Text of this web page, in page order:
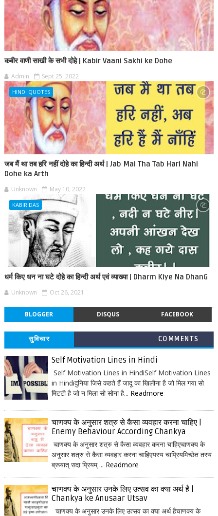
कबीर वाणी साखी के सभी दोहे | Kabir Vaani Sakhi ke Dohe
Admin Sept 25, 2022
HINDI QUOTES
जब मैं था तब हरि नहीं दोहे का हिन्दी अर्थ | Jab Mai Tha Tab Hari Nahi
Dohe ka Arth
Unknown May 10, 2022
KABIR DAS
धर्म किए धन ना घटे दोहे का हिन्दी अर्थ एवं व्याख्या | Dharm Kiye Na DhanG
Unknown Oct 26, 2021
BLOGGER DISQUS FACEBOOK
सुविचार COMMENTS
Self Motivation Lines in Hindi
Self Motivation Lines in HindiSelf Motivation Lines
in Hindiदुनिया जिसे कहते हैं जादू का खिलौना है जो मिल गया सो
मिटटी है जो न मिला सो सोना है... Readmore
चाणक्य के अनुसार शत्रु से कैसा व्यवहार करना चाहिए |
Enemy Behaviour According Chankya
चाणक्य के अनुसार शत्रु से कैसा व्यवहार करना चाहिएचाणक्य के
अनुसार शत्रु से कैसा व्यवहार करना चाहिएयस्य चाप्रियमिच्छेत तस्य
ब्रूयात् सदा प्रियम् ... Readmore
चाणक्य के अनुसार उनके लिए उत्सव का क्या अर्थ है |
Chankya ke Anusaar Utsav
चाणक्य के अनुसार उनके लिए उत्सव का क्या अर्थ हैचाणक्य के